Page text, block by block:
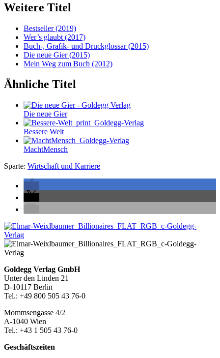
Weitere Titel
Bestseller(2019)
Wer’s glaubt (2017)
Buch-, Grafik- und Druckglossar(2015)
Die neue Gier(2015)
Mein Weg zum Buch (2012)
Ähnliche Titel
Die neue Gier
Bessere Welt
MachtMensch
Sparte: Wirtschaft und Karriere
Seitenleiste
Footer-
Section
Goldegg Verlag GmbH
Unter den Linden 21
D-10117 Berlin
Tel.: +49 800 505 43 76-0
Mommsengasse 4/2
A-1040 Wien
Tel.: +43 1 505 43 76-0
Geschäftszeiten